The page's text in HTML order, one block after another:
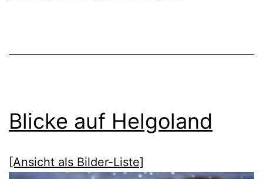
Blicke auf Helgoland
[Ansicht als Bilder-Liste]